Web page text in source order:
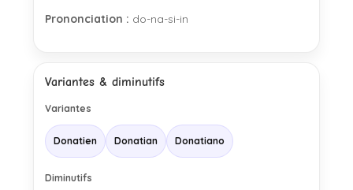
Prononciation : do-na-si-in
Variantes & diminutifs
Variantes
Donatien Donatian Donatiano
Diminutifs